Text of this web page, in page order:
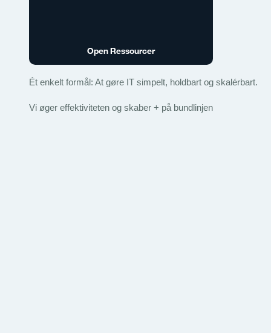
Open Ressourcer
Ét enkelt formål: At gøre IT simpelt, holdbart og skalérbart.
Vi øger effektiviteten og skaber + på bundlinjen